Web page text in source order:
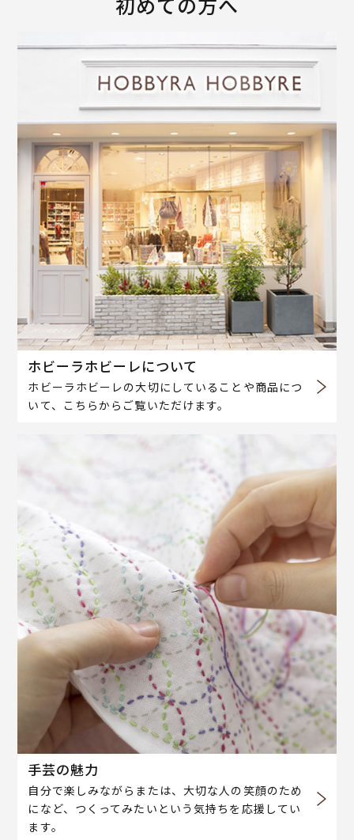
ホビーラホビーレについて
ホビーラホビーレの大切にしていることや商品につ
いて、こちらからご覧いただけます。
手芸の魅力
自分で楽しみながらまたは、大切な人の笑顔のため
になど、つくってみたいという気持ちを応援してい
ます。